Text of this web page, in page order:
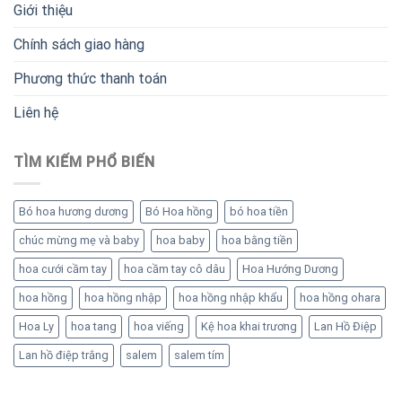
Giới thiệu
Chính sách giao hàng
Phương thức thanh toán
Liên hệ
TÌM KIẾM PHỔ BIẾN
Bó hoa hương dương Bó Hoa hồng bó hoa tiền
chúc mừng mẹ và baby hoa baby hoa bằng tiền
hoa cưới cầm tay hoa cầm tay cô dâu Hoa Hướng Dương
hoa hồng hoa hồng nhập hoa hồng nhập khẩu hoa hồng ohara
Hoa Ly hoa tang hoa viếng Kệ hoa khai trương Lan Hồ Điệp
Lan hồ điệp trắng salem salem tím